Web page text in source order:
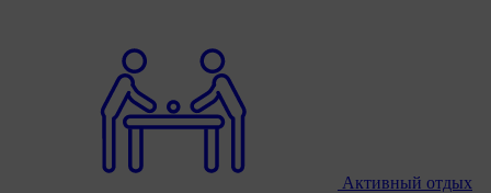
Активный отдых